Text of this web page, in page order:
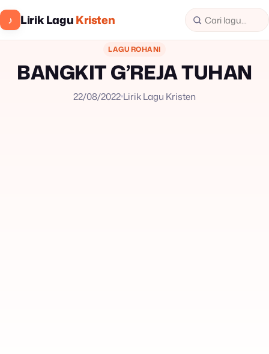
♪ Lirik LaguKristen
LAGU ROHANI
BANGKIT G’REJA TUHAN
22/08/2022 Lirik Lagu Kristen